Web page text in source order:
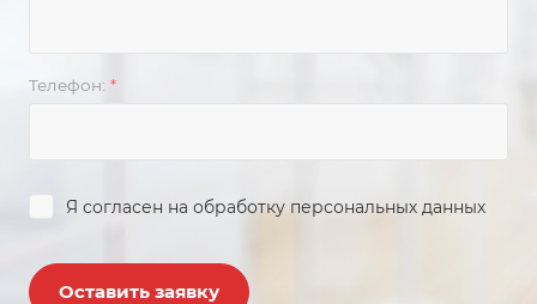
Телефон: *
Я согласен на обработку персональных данных
Оставить заявку